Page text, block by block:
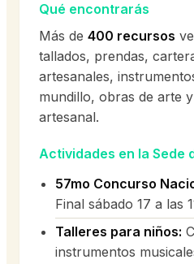
Qué encontrarás
Más de 400 recursos
tallados, prendas,
artesanales,
mundillo, obras de arte
artesanal.
Actividades en la Sede
57mo Concurso
Final sábado 17 a las
Talleres para niños:
instrumentos